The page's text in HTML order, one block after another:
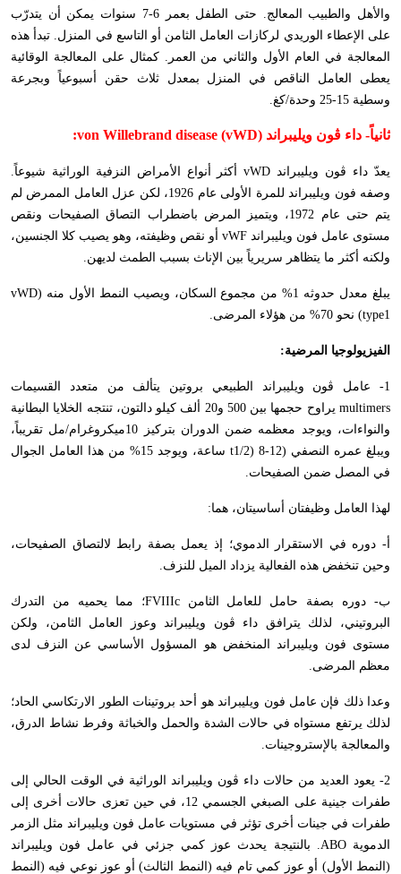
والأهل والطبيب المعالج. حتى الطفل بعمر 6-7 سنوات يمكن أن يتدرّب
على الإعطاء الوريدي لركازات العامل الثامن أو التاسع في المنزل. تبدأ هذه
المعالجة في العام الأول والثاني من العمر. كمثال على المعالجة الوقائية
يعطى العامل الناقص في المنزل بمعدل ثلاث حقن أسبوعياً وبجرعة
وسطية 15-25 وحدة/كغ.
ثانياً- داء ڤون ويليبراند von Willebrand disease (vWD)
:
يعدّ داء ڤون ويليبراند vWDأكثر أنواع الأمراض النزفية الوراثية شيوعاً.
وصفه فون ويليبراند للمرة الأولى عام 1926، لكن عزل العامل الممرض لم
يتم حتى عام 1972، ويتميز المرض باضطراب التصاق الصفيحات ونقص
مستوى عامل فون ويليبراند vWF أو نقص وظيفته، وهو يصيب كلا الجنسين،
ولكنه أكثر ما يتظاهر سريرياً بين الإناث بسبب الطمث لديهن.
يبلغ معدل حدوثه 1% من مجموع السكان، ويصيب النمط الأول منه (
vWD
type1) نحو 70% من هؤلاء المرضى.
الفيزيولوجيا المرضية:
1- عامل ڤون ويليبراند الطبيعي بروتين يتألف من متعدد القسيمات
multimers
يراوح حجمها بين 500 و20 ألف كيلو دالتون، تنتجه الخلايا البطانية
والنواءات، ويوجد معظمه ضمن الدوران بتركيز 10ميكروغرام/مل تقريباً،
ويبلغ عمره النصفي (t1/2) 8-12
ساعة، ويوجد 15% من هذا العامل الجوال
في المصل ضمن الصفيحات.
لهذا العامل وظيفتان أساسيتان، هما:
أ- دوره في الاستقرار الدموي؛ إذ يعمل بصفة رابط لالتصاق الصفيحات،
وحين تنخفض هذه الفعالية يزداد الميل للنزف.
ب- دوره بصفة حامل للعامل الثامنFVIIIc؛ مما يحميه من التدرك
البروتيني، لذلك يترافق داء ڤون ويليبراند وعوز العامل الثامن، ولكن
مستوى فون ويليبراند المنخفض هو المسؤول الأساسي عن النزف لدى
معظم المرضى.
وعدا ذلك فإن عامل فون ويليبراند هو أحد بروتينات الطور الارتكاسي الحاد؛
لذلك يرتفع مستواه في حالات الشدة والحمل والخباثة وفرط نشاط الدرق،
والمعالجة بالإستروجينات.
2- يعود العديد من حالات داء ڤون ويليبراند الوراثية في الوقت الحالي إلى
طفرات جينية على الصبغي الجسمي 12، في حين تعزى حالات أخرى إلى
طفرات في جينات أخرى تؤثر في مستويات عامل فون ويليبراند مثل الزمر
الدمويةABO. بالنتيجة يحدث عوز كمي جزئي في عامل فون ويليبراند
(النمط الأول) أو عوز كمي تام فيه (النمط الثالث) أو عوز نوعي فيه (النمط